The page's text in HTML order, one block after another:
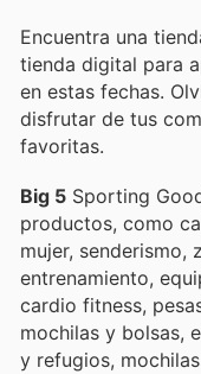
Encuentra una
tienda digital para
en estas fechas.
disfrutar de tus
favoritas.
Big 5 Sporting
productos, como
mujer, senderismo,
entrenamiento,
cardio fitness,
mochilas y bolsas,
y refugios,